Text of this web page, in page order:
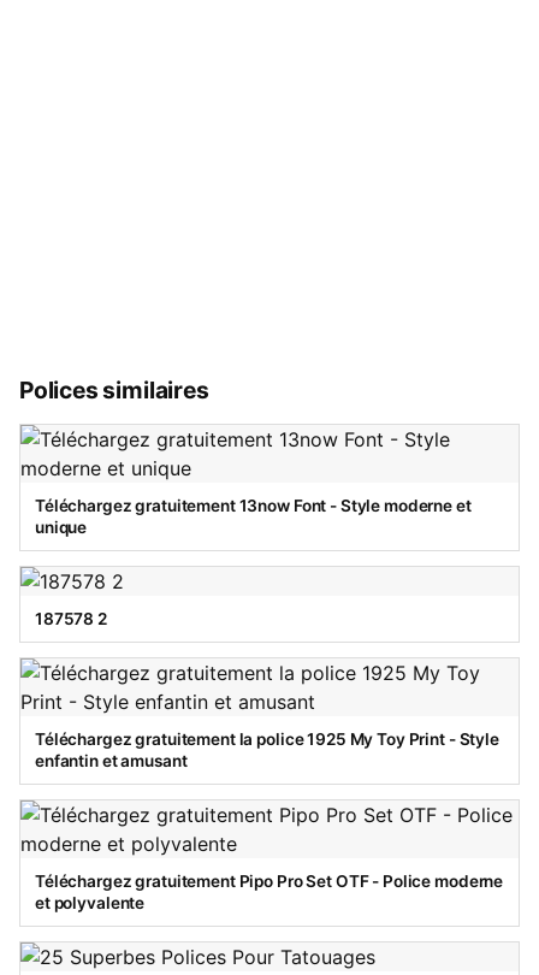
Polices similaires
Téléchargez gratuitement 13now Font - Style moderne et
unique
187578 2
Téléchargez gratuitement la police 1925 My Toy Print - Style
enfantin et amusant
Téléchargez gratuitement Pipo Pro Set OTF - Police moderne
et polyvalente